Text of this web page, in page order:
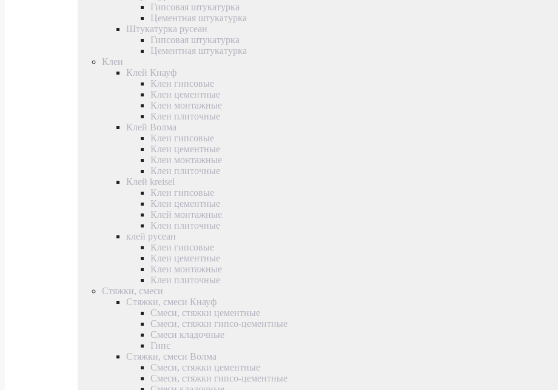
Гипсовая штукатурка
Цементная штукатурка
Штукатурка русеан
Гипсовая штукатурка
Цементная штукатурка
Клеи
Клей Кнауф
Клеи гипсовые
Клеи цементные
Клеи монтажные
Клеи плиточные
Клей Волма
Клеи гипсовые
Клеи цементные
Клеи монтажные
Клеи плиточные
Клей kreisel
Клеи гипсовые
Клеи цементные
Клей монтажные
Клеи плиточные
клей русеан
Клеи гипсовые
Клеи цементные
Клеи монтажные
Клеи плиточные
Стяжки, смеси
Стяжки, смеси Кнауф
Смеси, стяжки цементные
Смеси, стяжки гипсо-цементные
Смеси кладочные
Гипс
Стяжки, смеси Волма
Смеси, стяжки цементные
Смеси, стяжки гипсо-цементные